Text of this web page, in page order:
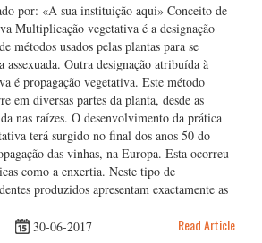
por: «A sua instituição aqui» Conceito de
Multiplicação vegetativa é a designação
métodos usados pelas plantas para se
Outra designação atribuída à
é propagação vegetativa. Este método
em diversas partes da planta, desde as
nas raízes. O desenvolvimento da prática
terá surgido no final dos anos 50 do
das vinhas, na Europa. Esta ocorreu
como a enxertia. Neste tipo de
produzidos apresentam exactamente as
30-06-2017 Read Article